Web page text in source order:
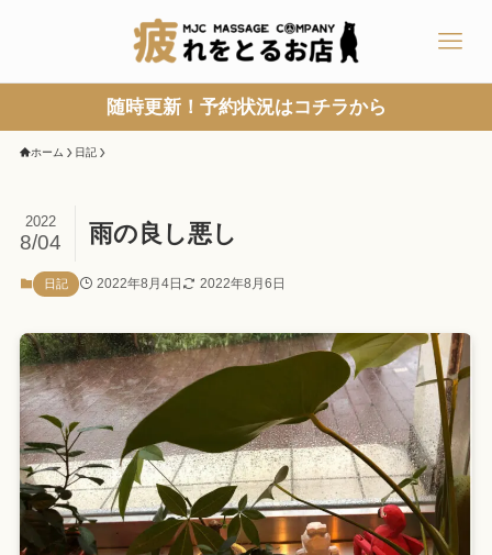
随時更新！予約状況はコチラから
ホーム 日記
雨の良し悪し
2022
8/04
日記 2022年8月4日 2022年8月6日